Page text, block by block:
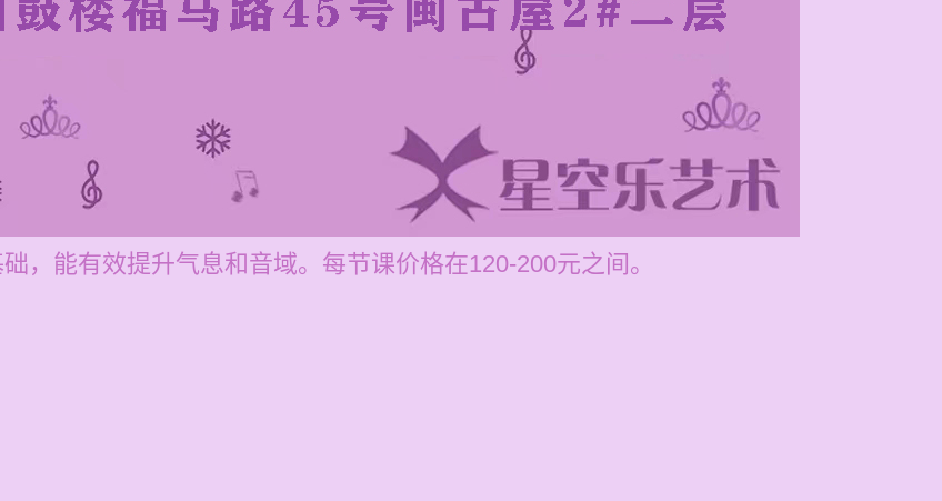
，能有效提升气息和音域。每节课价格在120-200元之间。